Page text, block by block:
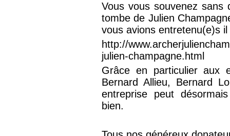
Vous vous souvenez
tombe de Julien
vous avions entretenu(e)s
http://
julien-champagne.html
Grâce en particulier
Bernard Allieu, Bernard
entreprise peut
bien.